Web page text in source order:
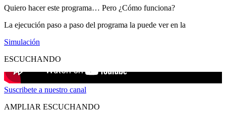
Quiero hacer este programa… Pero ¿Cómo funciona?
La ejecución paso a paso del programa la puede ver en la
Simulación
ESCUCHANDO
Suscribete a nuestro canal
AMPLIAR ESCUCHANDO